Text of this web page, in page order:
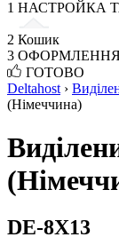
1 НАСТРОЙКА
2 Кошик
3
ГОТОВО
Deltahost ›
(Німеччина)
DE-8X13